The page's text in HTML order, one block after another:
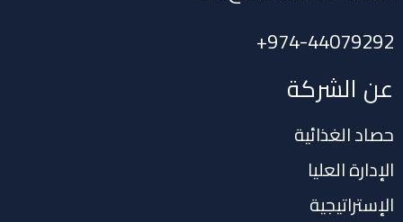
974-44079292
+
عن الشركة
حصاد الغذائية
الإدارة العليا
الإستراتيجية